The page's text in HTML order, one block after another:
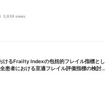
3,939 views
けるFrailty Indexの包括的フレイル指標とし
患者における至適フレイル評価指標の検討